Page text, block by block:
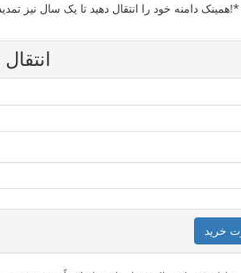
همینک دامنه خود را انتقال دهید تا یک سال نیز تمدید گردد!*
خرید